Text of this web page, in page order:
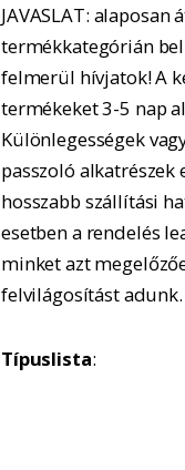
JAVASLAT:
termékkategórián
felmerül hívjatok! A
termékeket 3-5 nap
Különlegességek
passzoló
hosszabb szállítási
esetben a rendelés
minket azt
felvilágosítást adunk.
Típuslista: